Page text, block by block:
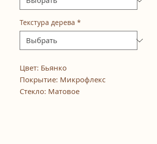
Текстура дерева *
Цвет: Бьянко
Покрытие: Микрофлекс
Стекло: Матовое